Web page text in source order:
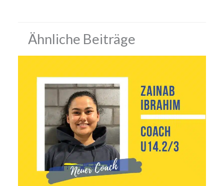
Ähnliche Beiträge